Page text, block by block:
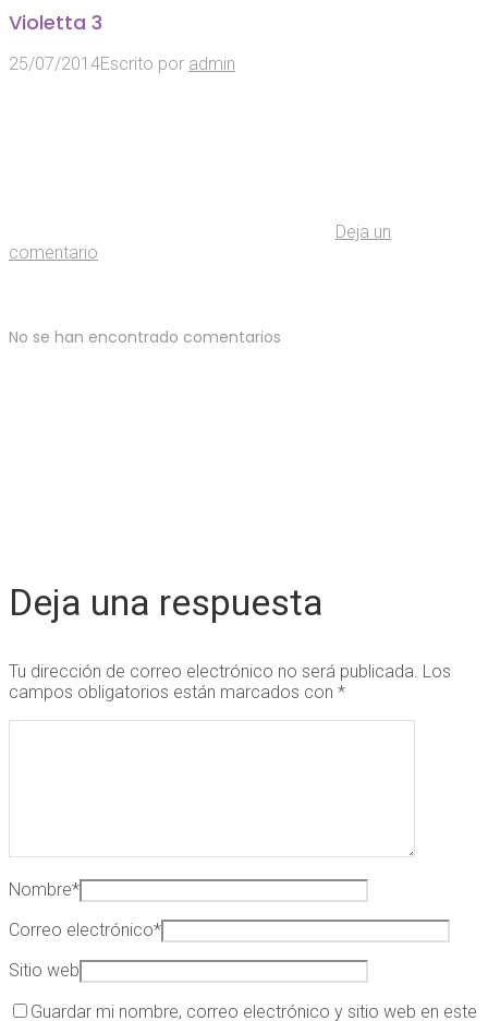
Violetta 3
25/07/2014Escrito por admin
Deja un
comentario
No se han encontrado comentarios
Deja una respuesta
Tu dirección de correo electrónico no será publicada. Los
campos obligatorios están marcados con *
Nombre*
Correo electrónico*
Sitio web
Guardar mi nombre, correo electrónico y sitio web en este